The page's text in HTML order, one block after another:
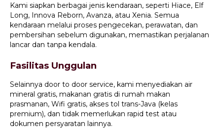
Kami siapkan berbagai jenis kendaraan, seperti Hiace, Elf
Long, Innova Reborn, Avanza, atau Xenia. Semua
kendaraan melalui proses pengecekan, perawatan, dan
pembersihan sebelum digunakan, memastikan perjalanan
lancar dan tanpa kendala.
Fasilitas Unggulan
Selainnya door to door service, kami menyediakan air
mineral gratis, makanan gratis di rumah makan
prasmanan, Wifi gratis, akses tol trans-Java (kelas
premium), dan tidak memerlukan rapid test atau
dokumen persyaratan lainnya.